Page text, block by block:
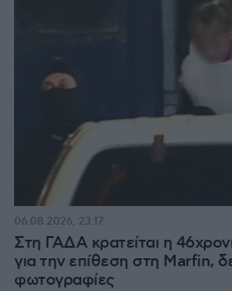
Στη ΓΑΔΑ κρατείται η
για την επίθεση στη Marfin,
φωτογραφίες
06.08.2026, 23:17